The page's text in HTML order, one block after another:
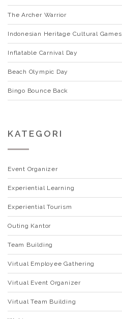
The Archer Warrior
Indonesian Heritage Cultural Games
Inflatable Carnival Day
Beach Olympic Day
Bingo Bounce Back
KATEGORI
Event Organizer
Experiential Learning
Experiential Tourism
Outing Kantor
Team Building
Virtual Employee Gathering
Virtual Event Organizer
Virtual Team Building